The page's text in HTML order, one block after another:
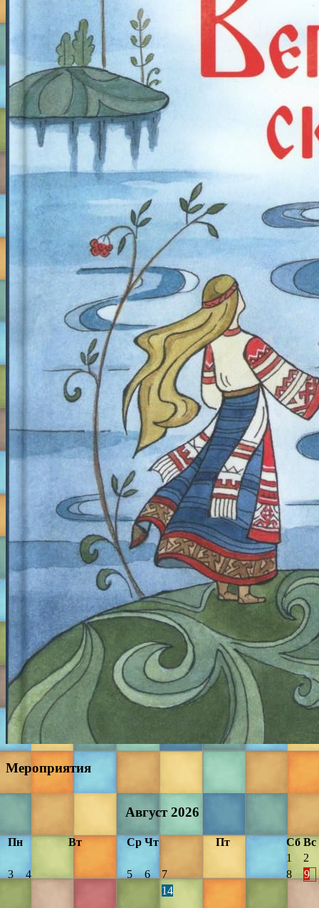
Мероприятия
Август 2026
Пн Вт Ср Чт Пт Сб Вс
1
2
3
4 5 6 7 8 9
14